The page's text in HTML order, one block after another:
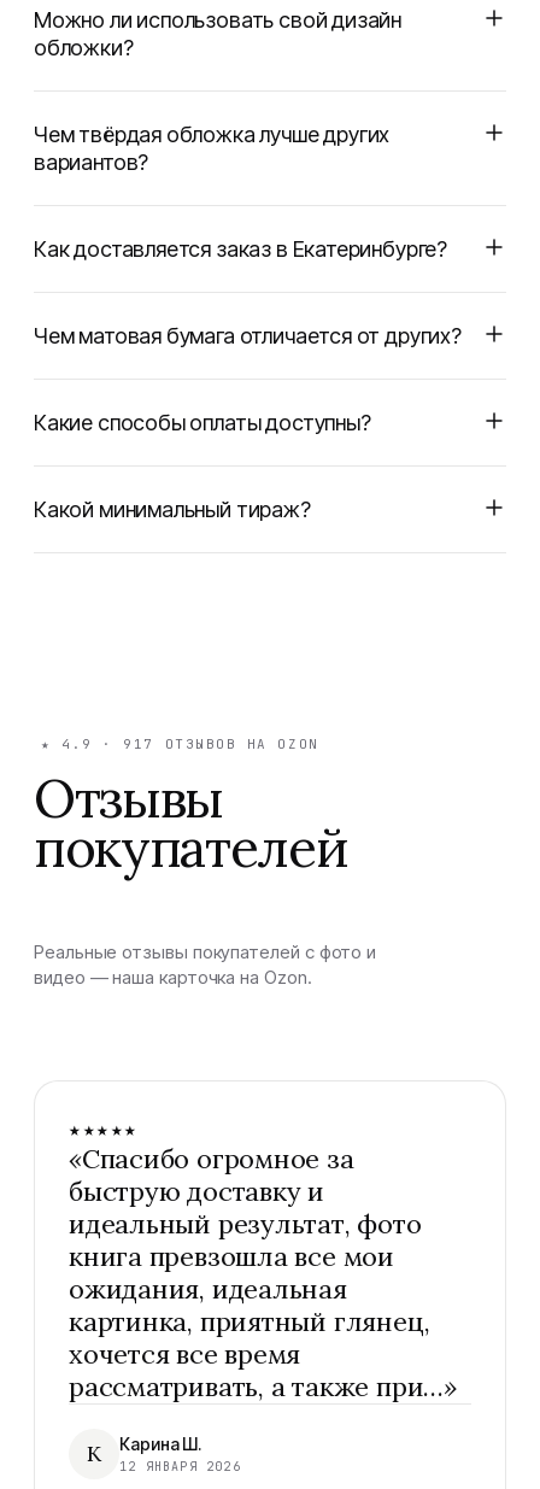
Можно ли использовать свой дизайн
обложки?
Чем твёрдая обложка лучше других
вариантов?
Как доставляется заказ в Екатеринбурге?
Чем матовая бумага отличается от других?
Какие способы оплаты доступны?
Какой минимальный тираж?
★ 4.9 · 917 ОТЗЫВОВ НА OZON
Отзывы
покупателей
Реальные отзывы покупателей с фото и
видео — наша карточка на Ozon.
★★★★★
«Спасибо огромное за
быструю доставку и
идеальный результат, фото
книга превзошла все мои
ожидания, идеальная
картинка, приятный глянец,
хочется все время
рассматривать, а также при…»
К Карина Ш.
12 ЯНВАРЯ 2026